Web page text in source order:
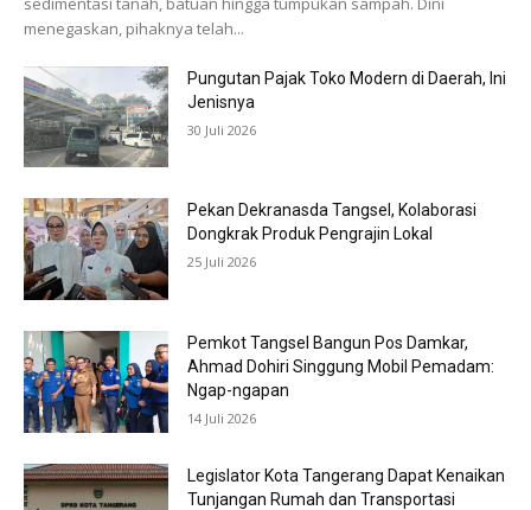
menegaskan, pihaknya telah...
Pungutan Pajak Toko Modern di Daerah, Ini
Jenisnya
30 Juli 2026
Pekan Dekranasda Tangsel, Kolaborasi
Dongkrak Produk Pengrajin Lokal
25 Juli 2026
Pemkot Tangsel Bangun Pos Damkar,
Ahmad Dohiri Singgung Mobil Pemadam:
Ngap-ngapan
14 Juli 2026
Legislator Kota Tangerang Dapat Kenaikan
Tunjangan Rumah dan Transportasi